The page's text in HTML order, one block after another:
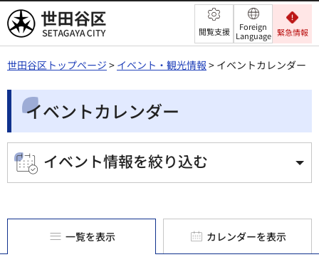
世田谷区 閲覧支援
Foreign
Language 緊急情報
世田谷区トップページ > イベント・観光情報 > イベントカレンダー
イベントカレンダー
イベント情報を絞り込む
一覧を表示 カレンダーを表示